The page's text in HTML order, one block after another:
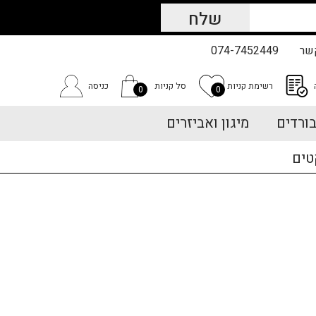
074-7452449
רשימת קניות 0 סל קניות 0 כניסה
מיגון ואביזרים